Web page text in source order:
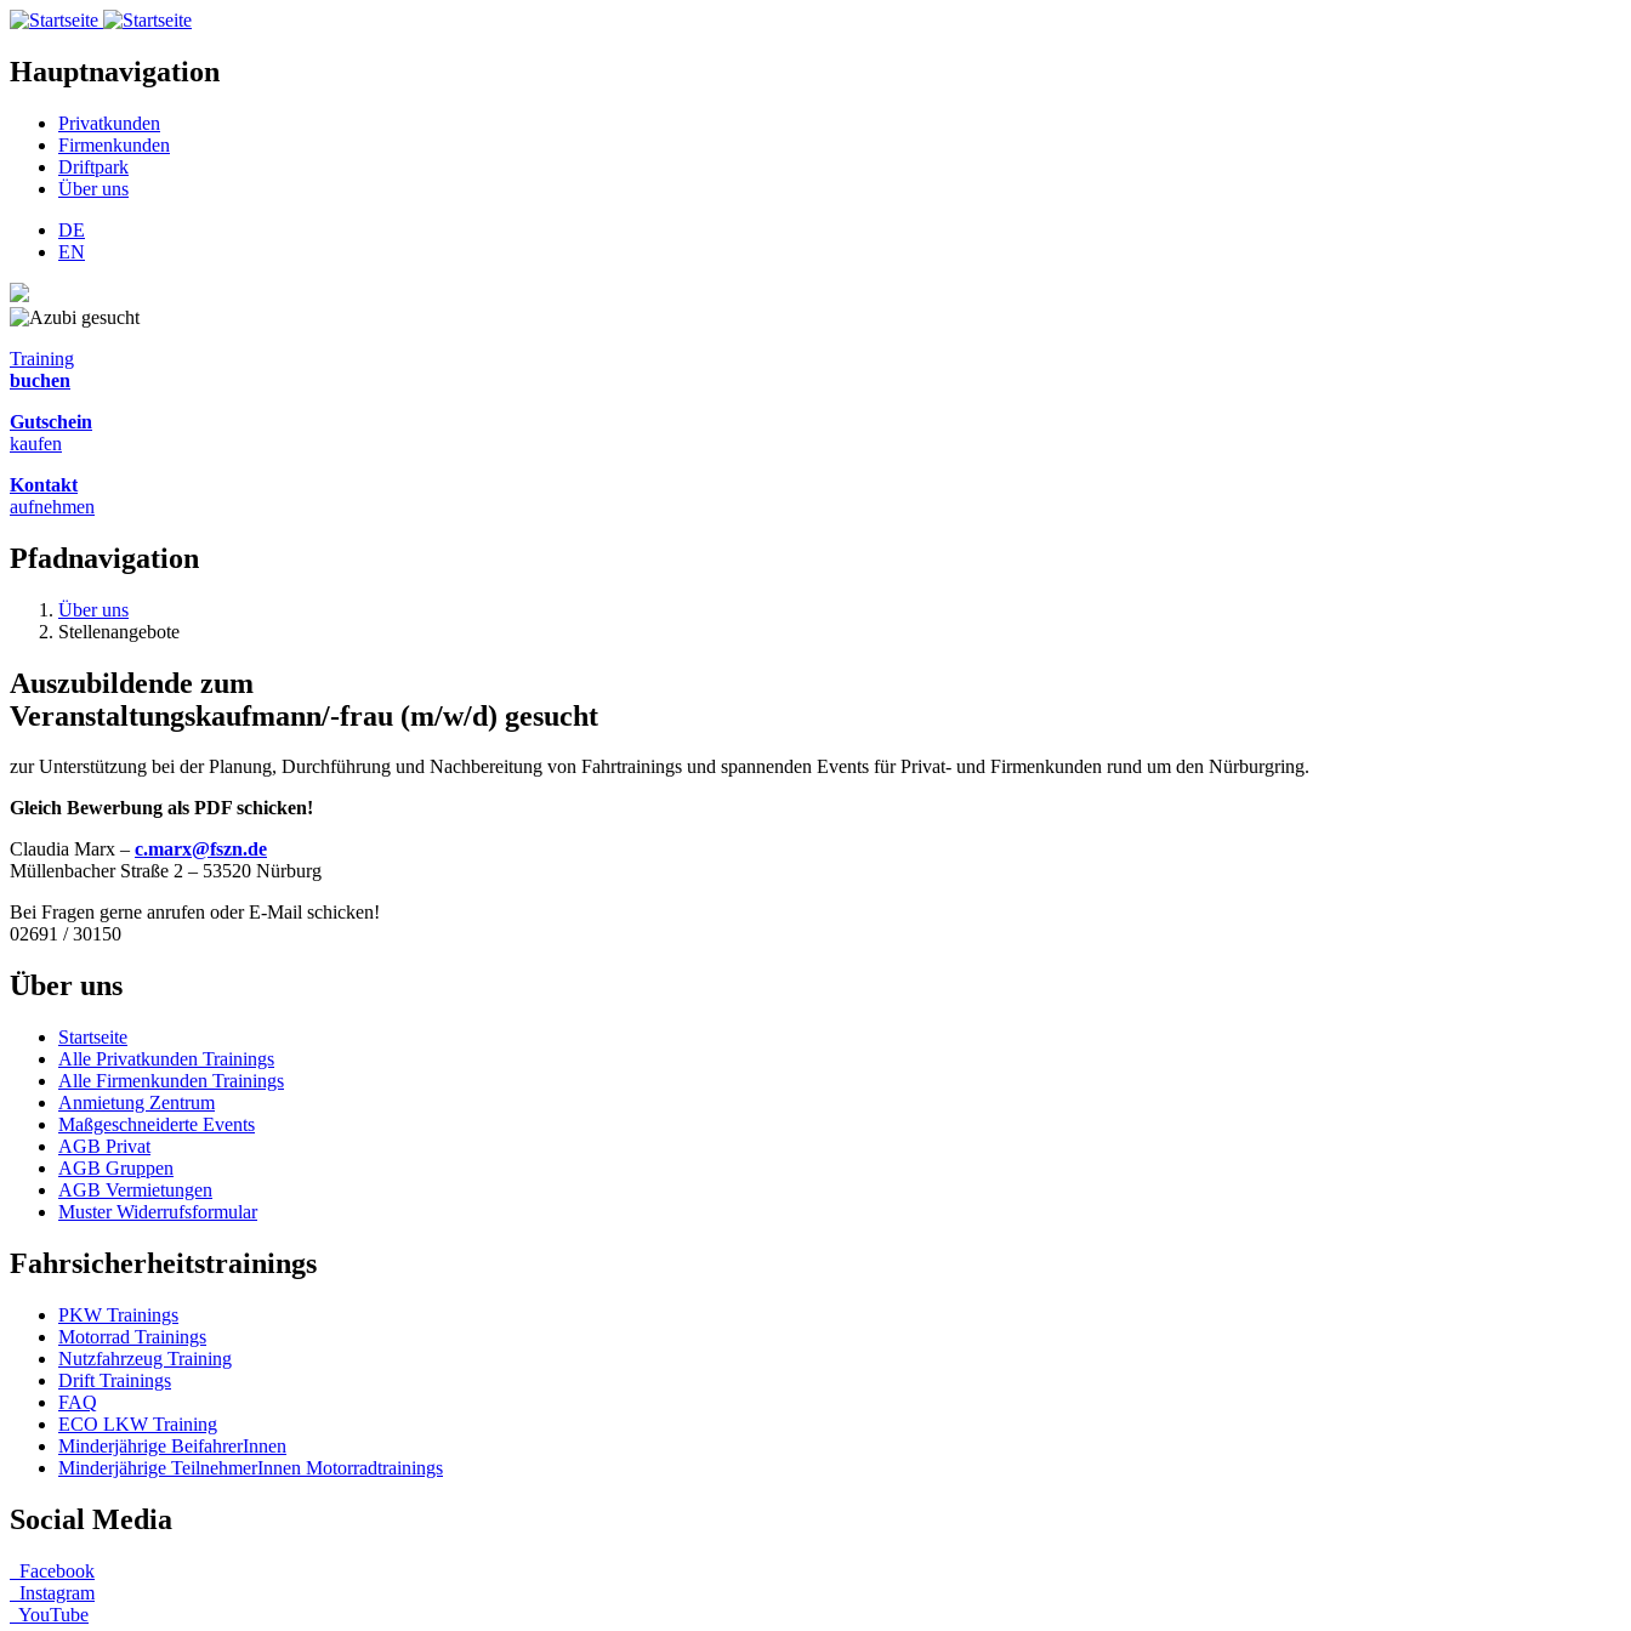
Hauptnavigation
Privatkunden
Firmenkunden
Driftpark
Über uns
DE
EN
Training
buchen
Gutschein
kaufen
Kontakt
aufnehmen
Pfadnavigation
Über uns
Stellenangebote
Auszubildende zum
Veranstaltungskaufmann/-frau (m/w/d) gesucht
zur Unterstützung bei der Planung, Durchführung und Nachbereitung von Fahrtrainings und spannenden Events für Privat- und Firmenkunden rund um den Nürburgring.
Gleich Bewerbung als PDF schicken!
Claudia Marx – c.marx@fszn.de
Müllenbacher Straße 2 – 53520 Nürburg
Bei Fragen gerne anrufen oder E-Mail schicken!
02691 / 30150
Über uns
Startseite
Alle Privatkunden Trainings
Alle Firmenkunden Trainings
Anmietung Zentrum
Maßgeschneiderte Events
AGB Privat
AGB Gruppen
AGB Vermietungen
Muster Widerrufsformular
Fahrsicherheitstrainings
PKW Trainings
Motorrad Trainings
Nutzfahrzeug Training
Drift Trainings
FAQ
ECO LKW Training
Minderjährige BeifahrerInnen
Minderjährige TeilnehmerInnen Motorradtrainings
Social Media
Facebook
Instagram
YouTube